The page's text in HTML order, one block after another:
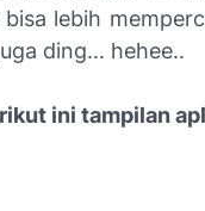
bisa lebih
ding... hehee..
ini tampilan